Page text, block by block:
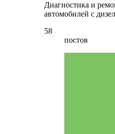
Диагностика и
автомобилей с
58
постов